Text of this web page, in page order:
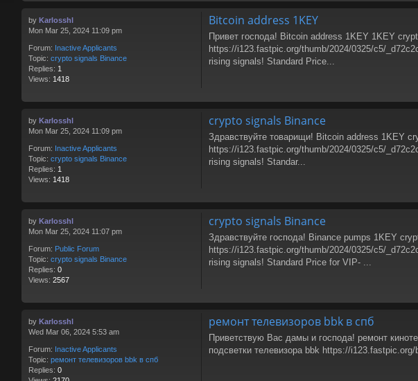
by Karlosshl
Mon Mar 25, 2024 11:09 pm
Forum: Inactive Applicants
Topic: crypto signals Binance
Replies: 1
Views: 1418
Bitcoin address 1KEY
Привет господа! Bitcoin address 1KEY 1KEY
https://i123.fastpic.org/thumb/2024/0325/c5/
rising signals! Standard Price...
by Karlosshl
Mon Mar 25, 2024 11:09 pm
Forum: Inactive Applicants
Topic: crypto signals Binance
Replies: 1
Views: 1418
crypto signals Binance
Здравствуйте товарищи! Bitcoin address 1KEY
https://i123.fastpic.org/thumb/2024/0325/c5/
rising signals! Standar...
by Karlosshl
Mon Mar 25, 2024 11:07 pm
Forum: Public Forum
Topic: crypto signals Binance
Replies: 0
Views: 2567
crypto signals Binance
Здравствуйте господа! Binance pumps 1KEY
https://i123.fastpic.org/thumb/2024/0325/c5/
rising signals! Standard Price for VIP- ...
by Karlosshl
Wed Mar 06, 2024 5:53 am
Forum: Inactive Applicants
Topic: ремонт телевизоров bbk в спб
Replies: 0
ремонт телевизоров bbk в спб
Приветствую Вас дамы и господа! ремонт
подсветки телевизора bbk https://